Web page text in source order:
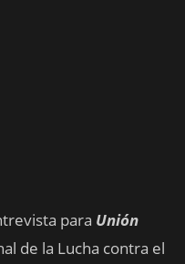
para Unión
de la Lucha contra el